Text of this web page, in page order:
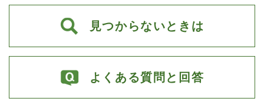
見つからないときは
よくある質問と回答